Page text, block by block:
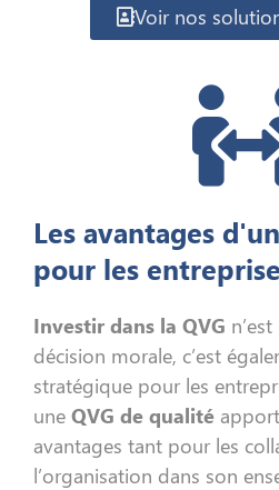
Voir nos
Les avantages
pour les
Investir dans la QVG
décision morale, c’est
stratégique pour les
une QVG de qualité
avantages tant pour les
l’organisation dans son